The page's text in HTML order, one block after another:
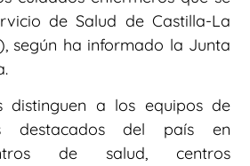
de Salud de Castilla-La
según ha informado la Junta
distinguen a los equipos de
destacados del país en
de salud, centros